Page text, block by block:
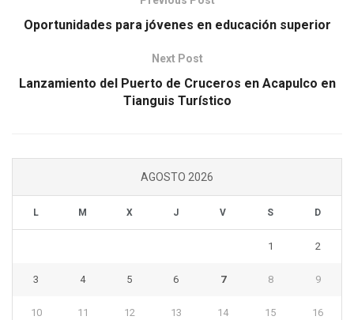
Oportunidades para jóvenes en educación superior
Next Post
Lanzamiento del Puerto de Cruceros en Acapulco en
Tianguis Turístico
AGOSTO 2026
L M X J V S D
1 2
3 4 5 6 7 8 9
10 11 12 13 14 15 16